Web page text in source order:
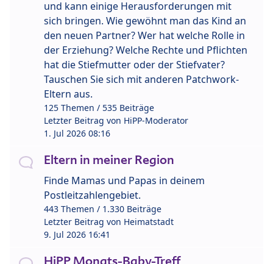
und kann einige Herausforderungen mit
sich bringen. Wie gewöhnt man das Kind an
den neuen Partner? Wer hat welche Rolle in
der Erziehung? Welche Rechte und Pflichten
hat die Stiefmutter oder der Stiefvater?
Tauschen Sie sich mit anderen Patchwork-
Eltern aus.
125 Themen / 535 Beiträge
Letzter Beitrag von HiPP-Moderator
1. Jul 2026 08:16
Eltern in meiner Region
Finde Mamas und Papas in deinem
Postleitzahlengebiet.
443 Themen / 1.330 Beiträge
Letzter Beitrag von Heimatstadt
9. Jul 2026 16:41
HiPP Monats-Baby-Treff